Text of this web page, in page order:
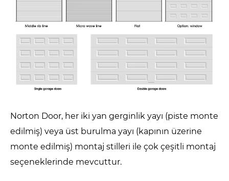
Norton Door, her iki yan gerginlik yayı (piste monte
edilmiş) veya üst burulma yayı (kapının üzerine
monte edilmiş) montaj stilleri ile çok çeşitli montaj
seçeneklerinde mevcuttur.